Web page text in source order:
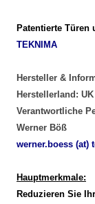
Patentierte Türen
TEKNIMA
Hersteller &
Herstellerland: UK
Verantwortliche
Werner Böß
werner.boess (at)
Hauptmerkmale:
Reduzieren Sie